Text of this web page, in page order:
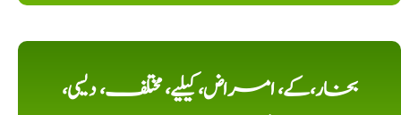
بخار،کے، امراض، کیلیے، مختلف، دیسی،